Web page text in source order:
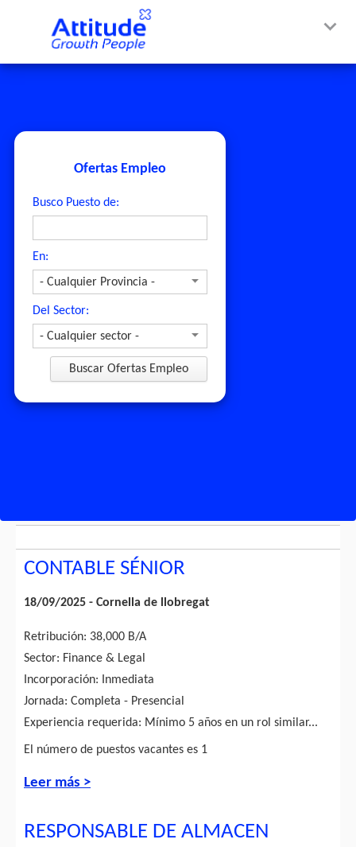
Ofertas Empleo
Busco Puesto de:
En:
Del Sector:
Buscar Ofertas Empleo
CONTABLE SÉNIOR
18/09/2025 - Cornella de llobregat
Retribución: 38,000 B/A
Sector: Finance & Legal
Incorporación: Inmediata
Jornada: Completa - Presencial
Experiencia requerida: Mínimo 5 años en un rol similar...
El número de puestos vacantes es 1
Leer más >
RESPONSABLE DE ALMACEN